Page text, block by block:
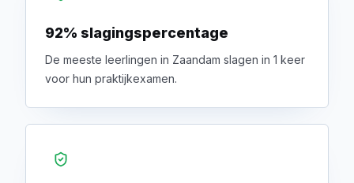
92% slagingspercentage
De meeste leerlingen in Zaandam slagen in 1 keer
voor hun praktijkexamen.